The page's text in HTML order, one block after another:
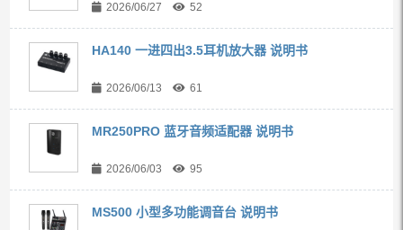
2026/06/27 52
HA140 一进四出3.5耳机放大器 说明书
2026/06/13 61
MR250PRO 蓝牙音频适配器 说明书
2026/06/03 95
MS500 小型多功能调音台 说明书